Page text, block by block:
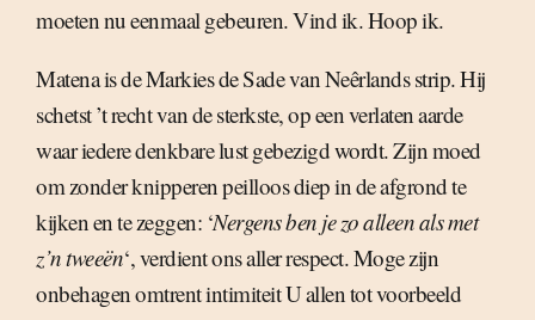
moeten nu eenmaal gebeuren. Vind ik. Hoop ik.
Matena is de Markies de Sade van Neêrlands strip. Hij
schetst ’t recht van de sterkste, op een verlaten aarde
waar iedere denkbare lust gebezigd wordt. Zijn moed
om zonder knipperen peilloos diep in de afgrond te
kijken en te zeggen: ‘Nergens ben je zo alleen als met
z’n tweeën‘, verdient ons aller respect. Moge zijn
onbehagen omtrent intimiteit U allen tot voorbeeld